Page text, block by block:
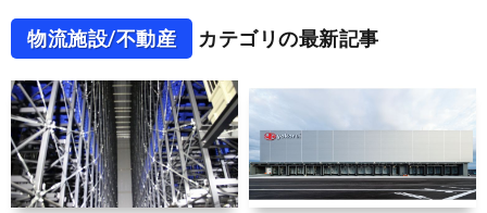
物流施設/不動産 カテゴリの最新記事